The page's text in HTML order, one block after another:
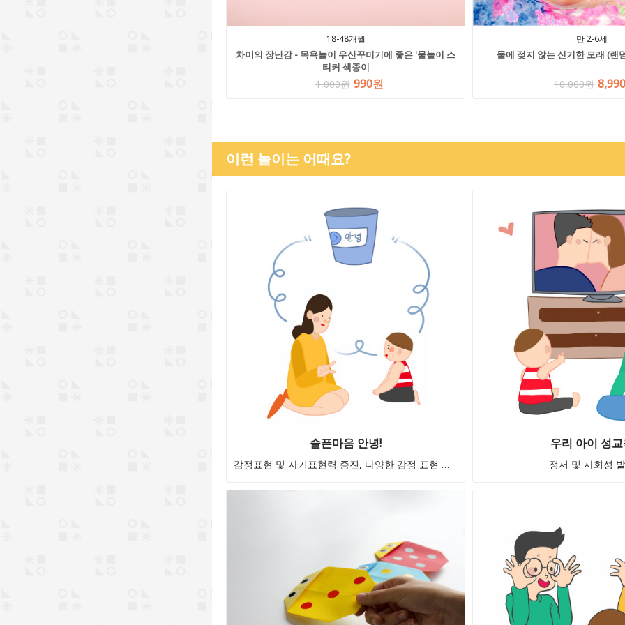
18-48개월
차이의 장난감 - 목욕놀이 우산꾸미기에 좋은 '물놀이 스
티커 색종이
1,000원 990원
만 2-6세
물에 젖지 않는 신기한 모래 (랜
10,000원
이런 놀이는 어때요?
슬픈마음 안녕!
감정표현 및 자기표현력 증진, 다양한 감정 표현 언어 인지
우리 아이 성
정서 및 사회성